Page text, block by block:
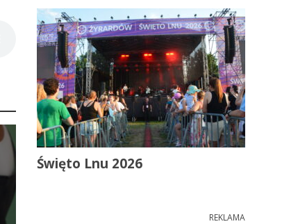
Święto Lnu 2026
REKLAMA